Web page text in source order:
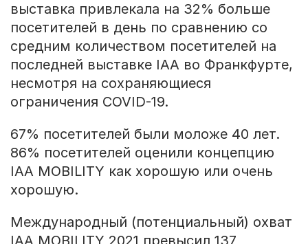
выставка привлекала на 32% больше
посетителей в день по сравнению со
средним количеством посетителей на
последней выставке IAA во Франкфурте,
несмотря на сохраняющиеся
ограничения COVID-19.
67% посетителей были моложе 40 лет.
86% посетителей оценили концепцию
IAA MOBILITY как хорошую или очень
хорошую.
Международный (потенциальный) охват
IAA MOBILITY 2021 превысил 137